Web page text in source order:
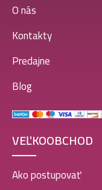
O nás
Kontakty
Predajne
Blog
VEĽKOOBCHOD
Ako postupovať